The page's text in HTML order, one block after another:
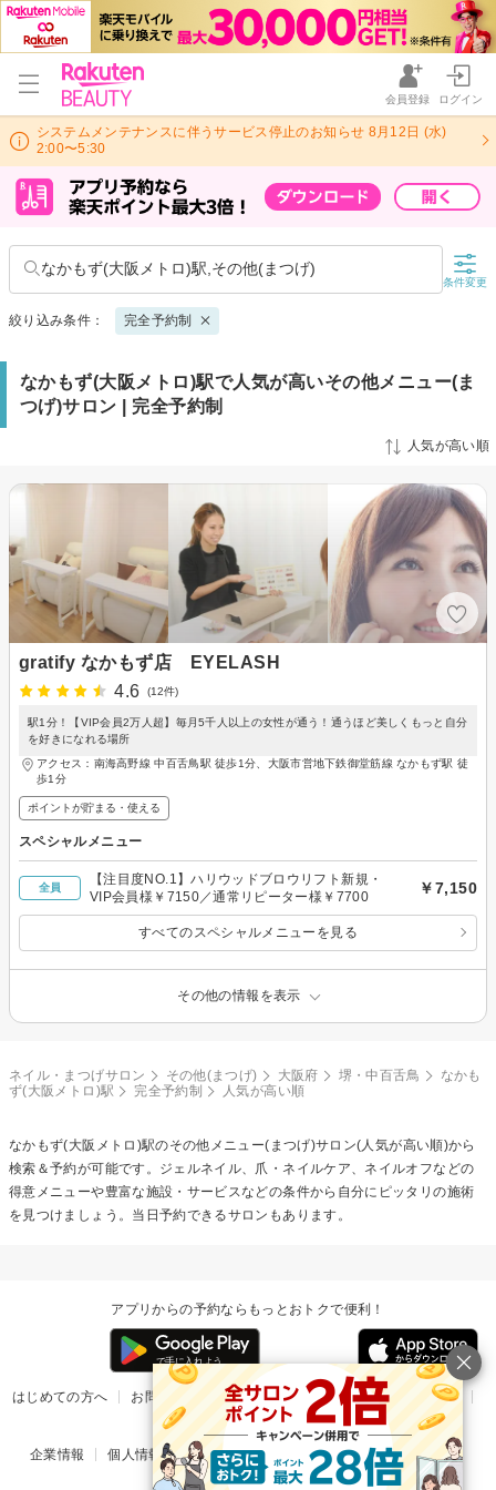
会員登録 ログイン
システムメンテナンスに伴うサービス停止のお知らせ 8月12日 (水)
2:00〜5:30
なかもず(大阪メトロ)駅,その他(まつげ)
条件変更
絞り込み条件： 完全予約制
なかもず(大阪メトロ)駅で人気が高いその他メニュー(ま
つげ)サロン | 完全予約制
人気が高い順
gratify なかもず店 EYELASH
4.6
(12件)
駅1分！【VIP会員2万人超】毎月5千人以上の女性が通う！通うほど美しくもっと自分
を好きになれる場所
アクセス：南海高野線 中百舌鳥駅 徒歩1分、大阪市営地下鉄御堂筋線 なかもず駅 徒
歩1分
ポイントが貯まる・使える
スペシャルメニュー
全員
【注目度NO.1】ハリウッドブロウリフト新規・
VIP会員様￥7150／通常リピーター様￥7700
￥7,150
すべてのスペシャルメニューを見る
その他の情報を表示
ネイル・まつげサロン その他(まつげ) 大阪府 堺・中百舌鳥
なかも
ず(大阪メトロ)駅
完全予約制 人気が高い順
なかもず(大阪メトロ)駅のその他メニュー(まつげ)サロン(人気が高い順)から
検索＆予約が可能です。ジェルネイル、爪・ネイルケア、ネイルオフなどの
得意メニューや豊富な施設・サービスなどの条件から自分にピッタリの施術
を見つけましょう。当日予約できるサロンもあります。
アプリからの予約ならもっとおトクで便利！
はじめての方へ お問い合わせ ヘルプ リリース情報
利用規約
掲載ご希望のサロン様
企業情報 個人情報保護方針 楽天のサービス一覧 アプリ一覧
© Rakuten Group, Inc.